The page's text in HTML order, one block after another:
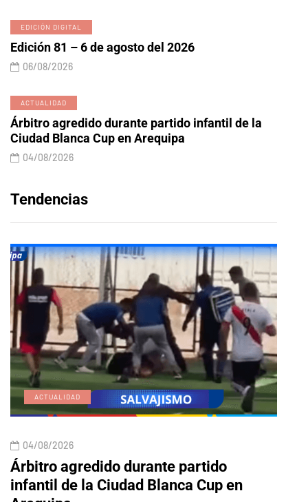
EDICIÓN DIGITAL
Edición 81 – 6 de agosto del 2026
06/08/2026
ACTUALIDAD
Árbitro agredido durante partido infantil de la
Ciudad Blanca Cup en Arequipa
04/08/2026
Tendencias
ACTUALIDAD
04/08/2026
Árbitro agredido durante partido
infantil de la Ciudad Blanca Cup en